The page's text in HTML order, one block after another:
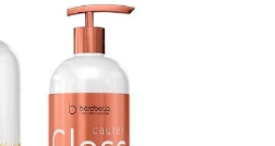
fios, facilitando o pentear
brilho e maciez. O Spray
Cauter Restore Forever
o tratamento sem
intensificando a